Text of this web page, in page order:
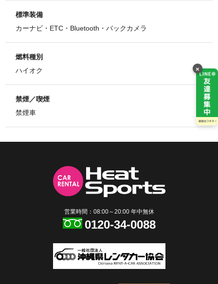
標準装備
カーナビ・ETC・Bluetooth・バックカメラ
燃料種別
ハイオク
禁煙／喫煙
禁煙車
×
営業時間：08:00～20:00 年中無休
0120-34-0088